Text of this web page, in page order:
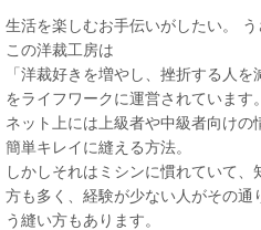
生活を楽しむお手伝いがしたい。
この洋裁工房は
「洋裁好きを増やし、挫折する人を
をライフワークに運営されています。
ネット上には上級者や中級者向けの
簡単キレイに縫える方法。
しかしそれはミシンに慣れていて
方も多く、経験が少ない人がその
う縫い方もあります。